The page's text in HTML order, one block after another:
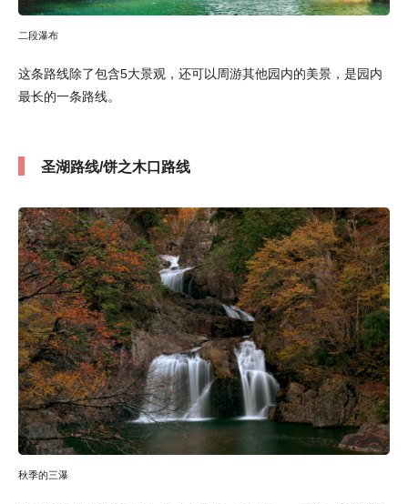
二段瀑布
这条路线除了包含5大景观，还可以周游其他园内的美景，是园内
最长的一条路线。
圣湖路线/饼之木口路线
秋季的三瀑